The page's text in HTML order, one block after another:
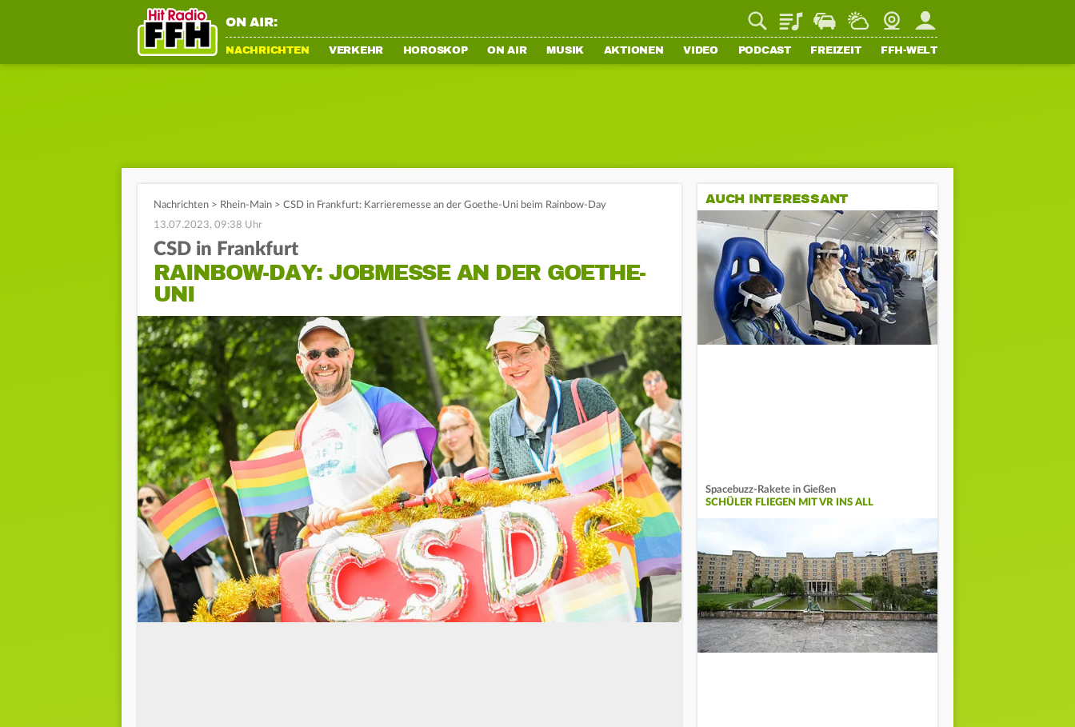
ON AIR: PlaylistStaupilotWetterWebcamMein FFH
NACHRICHTEN VERKEHR HOROSKOP ON AIR MUSIK AKTIONEN VIDEO PODCAST FREIZEIT FFH-WELT
Nachrichten > Rhein-Main > CSD in Frankfurt: Karrieremesse an der Goethe-Uni beim Rainbow-Day
13.07.2023, 09:38 Uhr
CSD in Frankfurt
RAINBOW-DAY: JOBMESSE AN DER GOETHE-
UNI
AUCH INTERESSANT
Spacebuzz-Rakete in Gießen
SCHÜLER FLIEGEN MIT VR INS ALL